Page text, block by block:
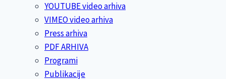
YOUTUBE video arhiva
VIMEO video arhiva
Press arhiva
PDF ARHIVA
Programi
Publikacije